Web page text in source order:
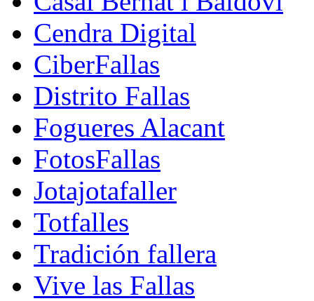
Cendra Digital
CiberFallas
Distrito Fallas
Fogueres Alacant
FotosFallas
Jotajotafaller
Totfalles
Tradición fallera
Vive las Fallas